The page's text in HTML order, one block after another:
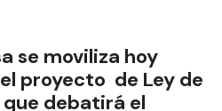
se moviliza hoy
proyecto de Ley de
debatirá el